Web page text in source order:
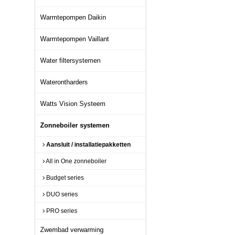
Warmtepompen Daikin
Warmtepompen Vaillant
Water filtersystemen
Waterontharders
Watts Vision Systeem
Zonneboiler systemen
Aansluit / installatiepakketten
All in One zonneboiler
Budget series
DUO series
PRO series
Zwembad verwarming